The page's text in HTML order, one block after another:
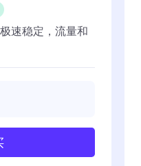
速稳定，流量和